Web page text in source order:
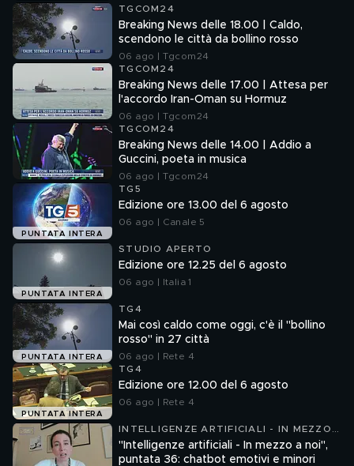
TGCOM24
Breaking News delle 18.00 | Caldo,
scendono le città da bollino rosso
06 ago | Tgcom24
TGCOM24
Breaking News delle 17.00 | Attesa per
l'accordo Iran-Oman su Hormuz
06 ago | Tgcom24
TGCOM24
Breaking News delle 14.00 | Addio a
Guccini, poeta in musica
06 ago | Tgcom24
PUNTATA INTERA
TG5
Edizione ore 13.00 del 6 agosto
06 ago | Canale 5
PUNTATA INTERA
STUDIO APERTO
Edizione ore 12.25 del 6 agosto
06 ago | Italia 1
PUNTATA INTERA
TG4
Mai così caldo come oggi, c'è il "bollino
rosso" in 27 città
06 ago | Rete 4
PUNTATA INTERA
TG4
Edizione ore 12.00 del 6 agosto
06 ago | Rete 4
INTELLIGENZE ARTIFICIALI - IN MEZZO
A NOI
"Intelligenze artificiali - In mezzo a noi",
puntata 36: chatbot emotivi e minori